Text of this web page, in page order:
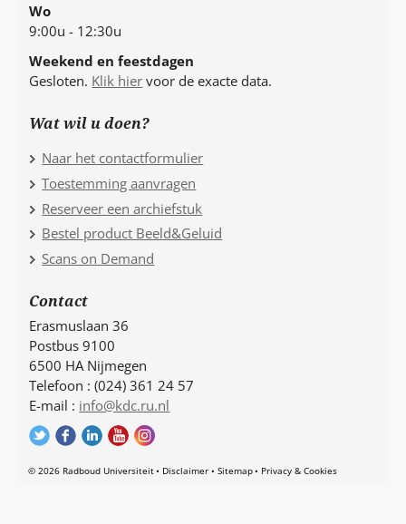
Wo
9:00u - 12:30u
Weekend en feestdagen
Gesloten. Klik hier voor de exacte data.
Wat wil u doen?
Naar het contactformulier
Toestemming aanvragen
Reserveer een archiefstuk
Bestel product Beeld&Geluid
Scans on Demand
Contact
Erasmuslaan 36
Postbus 9100
6500 HA Nijmegen
Telefoon : (024) 361 24 57
E-mail : info@kdc.ru.nl
© 2026 Radboud Universiteit Disclaimer Sitemap Privacy & Cookies